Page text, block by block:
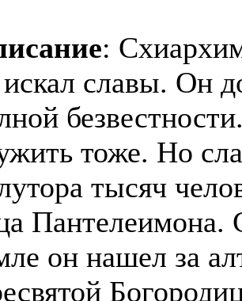
:
славы. Он
тоже. Но
тысяч
Пантелеимона.
он нашел за